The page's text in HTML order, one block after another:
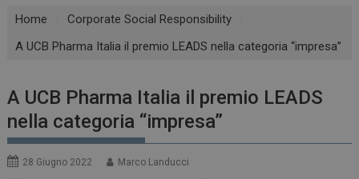
Home
Corporate Social Responsibility
A UCB Pharma Italia il premio LEADS nella categoria “impresa”
A UCB Pharma Italia il premio LEADS
nella categoria “impresa”
28 Giugno 2022 Marco Landucci